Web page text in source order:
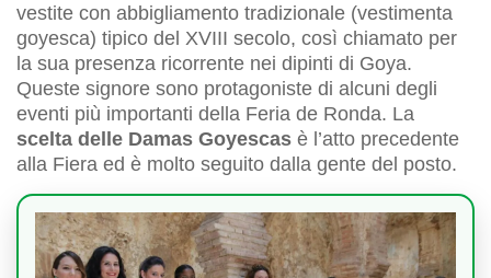
vestite con abbigliamento tradizionale (vestimenta
goyesca) tipico del XVIII secolo, così chiamato per
la sua presenza ricorrente nei dipinti di Goya.
Queste signore sono protagoniste di alcuni degli
eventi più importanti della Feria de Ronda. La
scelta delle Damas Goyescas è l’atto precedente
alla Fiera ed è molto seguito dalla gente del posto.